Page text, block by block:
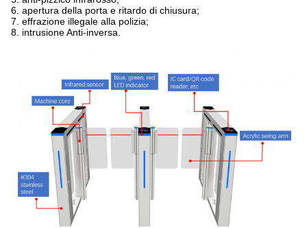
6. apertura della porta e ritardo di chiusura;
7. effrazione illegale alla polizia;
8. intrusione Anti-inversa.